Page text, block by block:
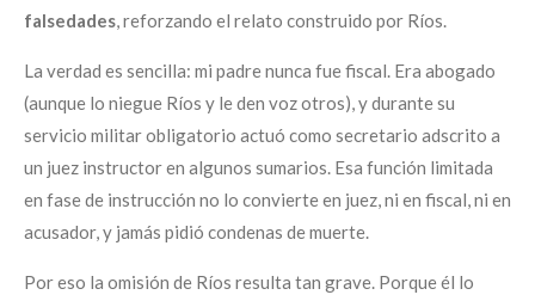
falsedades , reforzando el relato construido por Ríos.
La verdad es sencilla: mi padre nunca fue fiscal. Era abogado
(aunque lo niegue Ríos y le den voz otros), y durante su
servicio militar obligatorio actuó como secretario adscrito a
un juez instructor en algunos sumarios. Esa función limitada
en fase de instrucción no lo convierte en juez, ni en fiscal, ni en
acusador, y jamás pidió condenas de muerte.
Por eso la omisión de Ríos resulta tan grave. Porque él lo